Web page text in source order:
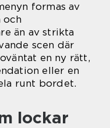
formas av
och
än av strikta
scen där
en ny rätt,
eller en
runt bordet.
lockar